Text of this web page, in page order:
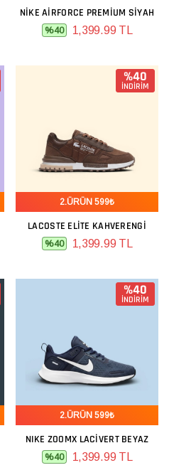
NIKE AIRFORCE PREMIUM SIYAH
%40 1,399.99 TL
%40
İNDİRİM
2.ÜRÜN 599₺
LACOSTE ELITE KAHVERENGI
%40 1,399.99 TL
%40
İNDİRİM
2.ÜRÜN 599₺
NIKE ZOOMX LACIVERT BEYAZ
%40 1,399.99 TL